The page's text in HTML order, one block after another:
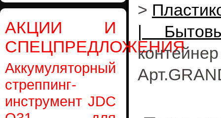
АКЦИИ И
СПЕЦПРЕДЛОЖЕНИЯ
Аккумуляторный
стреппинг-
инструмент JDC
>
|